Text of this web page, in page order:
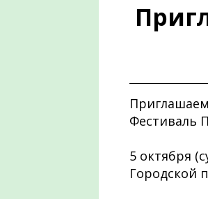
Фестиваль
5 октября
Городской